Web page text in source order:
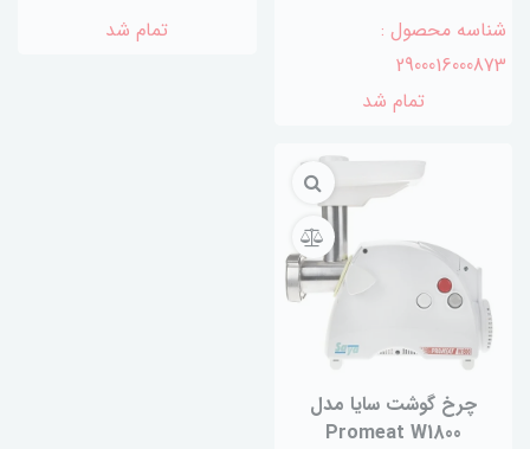
شناسه محصول :
2900016000873
تمام شد
تمام شد
چرخ گوشت سایا مدل
Promeat W1800